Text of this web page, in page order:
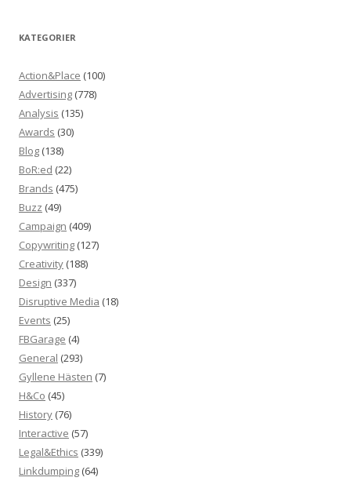
KATEGORIER
Action&Place (100)
Advertising (778)
Analysis (135)
Awards (30)
Blog (138)
BoR:ed (22)
Brands (475)
Buzz (49)
Campaign (409)
Copywriting (127)
Creativity (188)
Design (337)
Disruptive Media (18)
Events (25)
FBGarage (4)
General (293)
Gyllene Hästen (7)
H&Co (45)
History (76)
Interactive (57)
Legal&Ethics (339)
Linkdumping (64)